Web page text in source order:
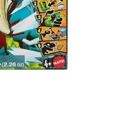
Hobi Oyuncakları
Maketler
Sihirbazlık Setleri
Puzzlelar
Çeşitli Eğlence Oyuncakları